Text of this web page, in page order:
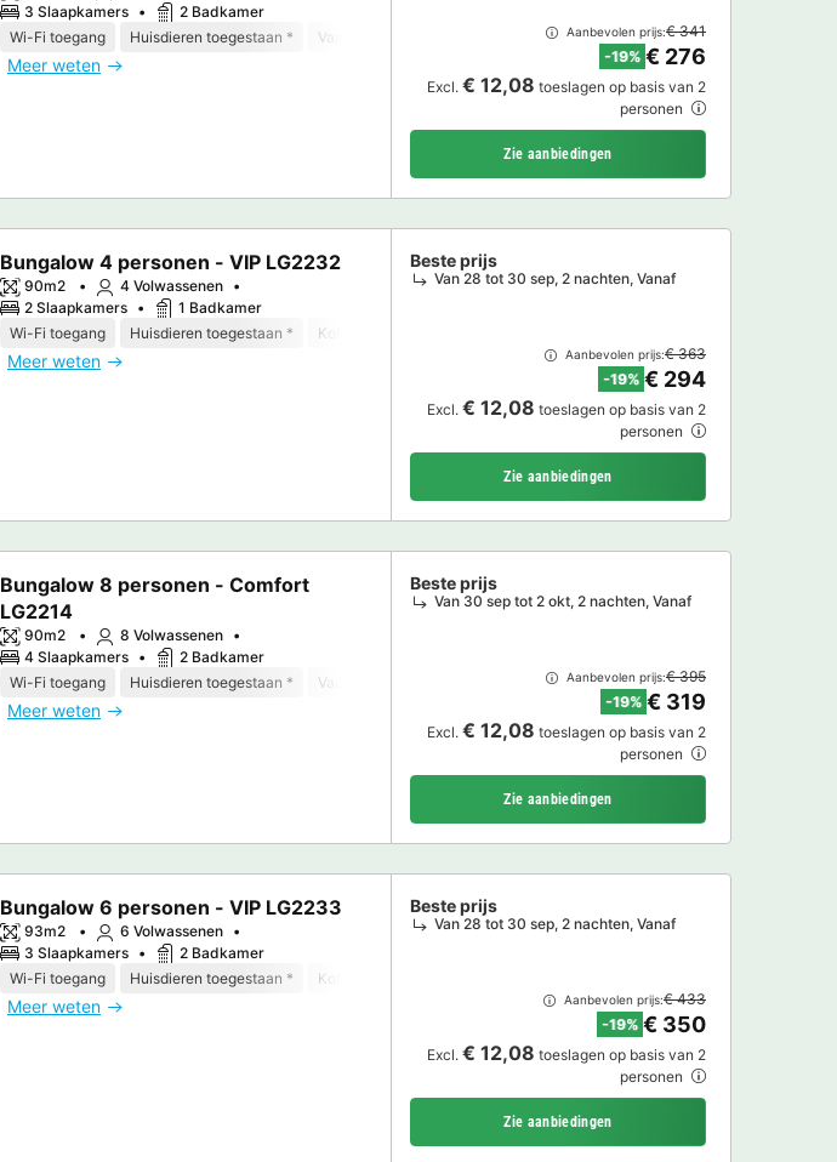
3 Slaapkamers
2 Badkamer
Wi-Fi toegang
Huisdieren toegestaan * Vaatwasser Koelkast Tuinmeubelen TV
Meer weten
Aanbevolen prijs:€ 341
-19% € 276
Excl. € 12,08 toeslagen op basis van 2
personen
Zie aanbiedingen
Bungalow 4 personen - VIP LG2232
90m2
4 Volwassenen
2 Slaapkamers
1 Badkamer
Wi-Fi toegang
Huisdieren toegestaan * Koffiezetapparaat
Meer weten
Beste prijs
Van 28 tot 30 sep, 2 nachten, Vanaf
Aanbevolen prijs:€ 363
-19% € 294
Excl. € 12,08 toeslagen op basis van 2
personen
Zie aanbiedingen
Bungalow 8 personen - Comfort
LG2214
90m2
8 Volwassenen
4 Slaapkamers
2 Badkamer
Wi-Fi toegang
Huisdieren toegestaan * Vaatwasser Koelkast Tuinmeubelen TV
Meer weten
Beste prijs
Van 30 sep tot 2 okt, 2 nachten, Vanaf
Aanbevolen prijs:€ 395
-19% € 319
Excl. € 12,08 toeslagen op basis van 2
personen
Zie aanbiedingen
Bungalow 6 personen - VIP LG2233
93m2
6 Volwassenen
3 Slaapkamers
2 Badkamer
Wi-Fi toegang
Huisdieren toegestaan * Koffiezetapparaat
Meer weten
Beste prijs
Van 28 tot 30 sep, 2 nachten, Vanaf
Aanbevolen prijs:€ 433
-19% € 350
Excl. € 12,08 toeslagen op basis van 2
personen
Zie aanbiedingen